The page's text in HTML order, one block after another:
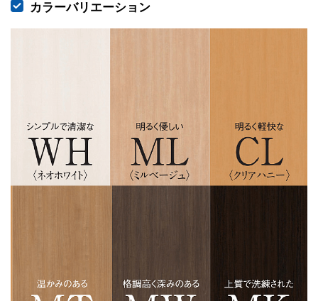
カラーバリエーション